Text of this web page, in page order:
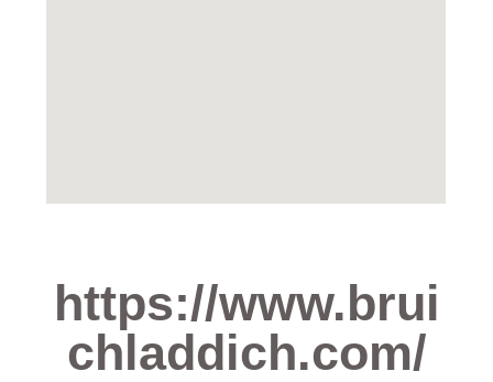
https://www.brui
chladdich.com/